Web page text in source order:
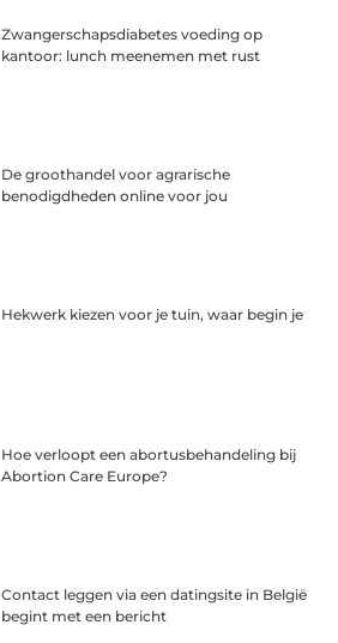
Zwangerschapsdiabetes voeding op
kantoor: lunch meenemen met rust
De groothandel voor agrarische
benodigdheden online voor jou
Hekwerk kiezen voor je tuin, waar begin je
Hoe verloopt een abortusbehandeling bij
Abortion Care Europe?
Contact leggen via een datingsite in België
begint met een bericht